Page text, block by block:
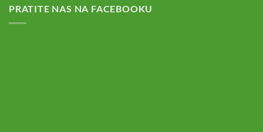
PRATITE NAS NA FACEBOOKU